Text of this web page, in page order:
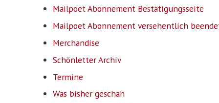
Mailpoet Abonnement Bestätigungsseite
Mailpoet Abonnement versehentlich
Merchandise
Schönletter Archiv
Termine
Was bisher geschah